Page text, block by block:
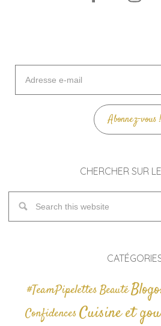
mail
Abonnez-vous !
CHERCHER SUR
#TeamPipelettesBeauté
Confidences Cuisine et